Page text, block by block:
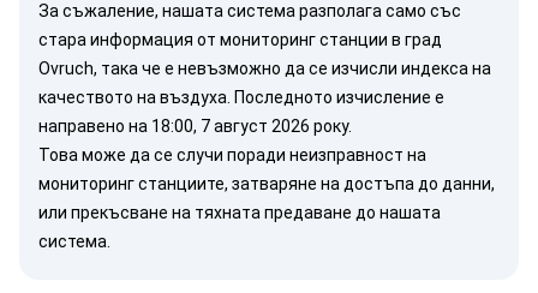
За съжаление, нашата система разполага само със
стара информация от мониторинг станции в град
Ovruch, така че е невъзможно да се изчисли индекса на
качеството на въздуха. Последното изчисление е
направено на 18:00, 7 август 2026 року.
Това може да се случи поради неизправност на
мониторинг станциите, затваряне на достъпа до данни,
или прекъсване на тяхната предаване до нашата
система.